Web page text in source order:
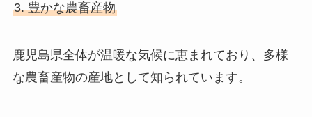
3. 豊かな農畜産物
鹿児島県全体が温暖な気候に恵まれており、多様
な農畜産物の産地として知られています。